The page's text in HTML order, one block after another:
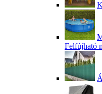
Felfújható